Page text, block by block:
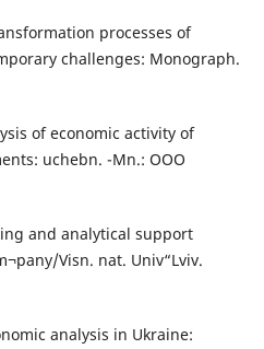
processes of
challenges: Monograph.
of economic activity of
uchebn. -Mn.: ООО
and analytical support
Visn. nat. Univ“Lviv.
analysis in Ukraine: